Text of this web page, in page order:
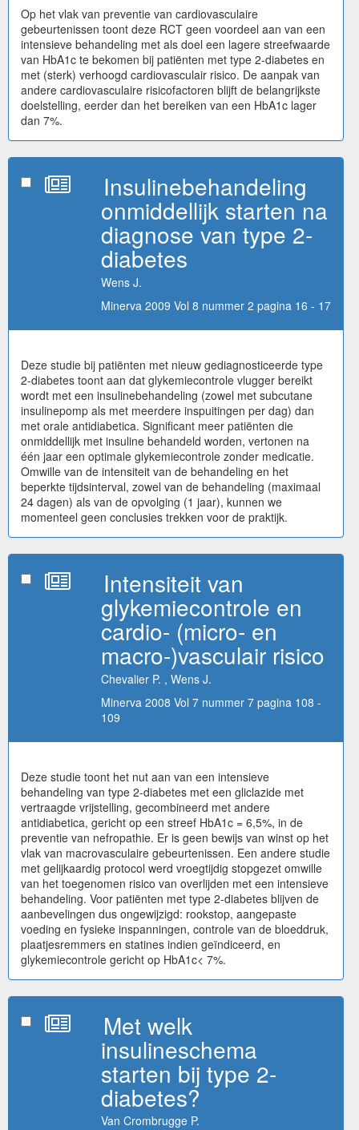
Op het vlak van preventie van cardiovasculaire
gebeurtenissen toont deze RCT geen voordeel aan van een
intensieve behandeling met als doel een lagere streefwaarde
van HbA1c te bekomen bij patiënten met type 2-diabetes en
met (sterk) verhoogd cardiovasculair risico. De aanpak van
andere cardiovasculaire risicofactoren blijft de belangrijkste
doelstelling, eerder dan het bereiken van een HbA1c lager
dan 7%.
Insulinebehandeling
onmiddellijk starten na
diagnose van type 2-
diabetes
Wens J.
Minerva 2009 Vol 8 nummer 2 pagina 16 - 17
Deze studie bij patiënten met nieuw gediagnosticeerde type
2-diabetes toont aan dat glykemiecontrole vlugger bereikt
wordt met een insulinebehandeling (zowel met subcutane
insulinepomp als met meerdere inspuitingen per dag) dan
met orale antidiabetica. Significant meer patiënten die
onmiddellijk met insuline behandeld worden, vertonen na
één jaar een optimale glykemiecontrole zonder medicatie.
Omwille van de intensiteit van de behandeling en het
beperkte tijdsinterval, zowel van de behandeling (maximaal
24 dagen) als van de opvolging (1 jaar), kunnen we
momenteel geen conclusies trekken voor de praktijk.
Intensiteit van
glykemiecontrole en
cardio- (micro- en
macro-)vasculair risico
Chevalier P. , Wens J.
Minerva 2008 Vol 7 nummer 7 pagina 108 -
109
Deze studie toont het nut aan van een intensieve
behandeling van type 2-diabetes met een gliclazide met
vertraagde vrijstelling, gecombineerd met andere
antidiabetica, gericht op een streef HbA1c = 6,5%, in de
preventie van nefropathie. Er is geen bewijs van winst op het
vlak van macrovasculaire gebeurtenissen. Een andere studie
met gelijkaardig protocol werd vroegtijdig stopgezet omwille
van het toegenomen risico van overlijden met een intensieve
behandeling. Voor patiënten met type 2-diabetes blijven de
aanbevelingen dus ongewijzigd: rookstop, aangepaste
voeding en fysieke inspanningen, controle van de bloeddruk,
plaatjesremmers en statines indien geïndiceerd, en
glykemiecontrole gericht op HbA1c< 7%.
Met welk
insulineschema
starten bij type 2-
diabetes?
Van Crombrugge P.